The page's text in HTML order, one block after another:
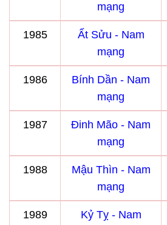
mạng
1985
Ất Sửu - Nam
mạng
1986
Bính Dần - Nam
mạng
1987
Đinh Mão - Nam
mạng
1988
Mậu Thìn - Nam
mạng
1989
Kỷ Tỵ - Nam